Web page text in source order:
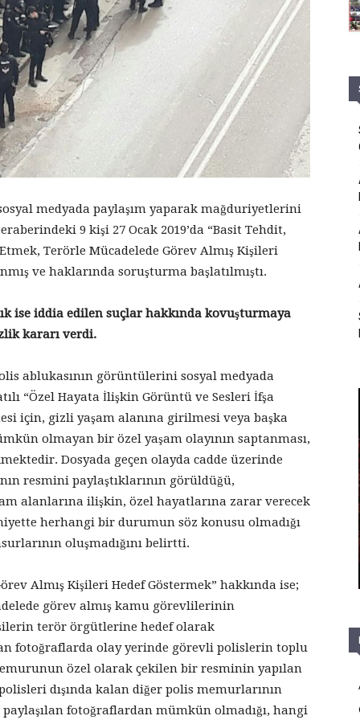
medyada paylaşım yaparak mağduriyetlerini
9 kişi 27 Ocak 2019’da “Basit Tehdit,
Terörle Mücadelede Görev Almış Kişileri
ve haklarında soruşturma başlatılmıştı.
ise iddia edilen suçlar hakkında kovuşturmaya
kararı verdi.
ablukasının görüntülerini sosyal medyada
“Özel Hayata İlişkin Görüntü ve Sesleri İfşa
için, gizli yaşam alanına girilmesi veya başka
olmayan bir özel yaşam olayının saptanması,
Dosyada geçen olayda cadde üzerinde
resmini paylaştıklarının görüldüğü,
alanlarına ilişkin, özel hayatlarına zarar verecek
herhangi bir durumun söz konusu olmadığı
oluşmadığını belirtti.
Almış Kişileri Hedef Göstermek” hakkında ise;
görev almış kamu görevlilerinin
terör örgütlerine hedef olarak
fotoğraflarda olay yerinde görevli polislerin toplu
özel olarak çekilen bir resminin yapılan
dışında kalan diğer polis memurlarının
fotoğraflardan mümkün olmadığı, hangi